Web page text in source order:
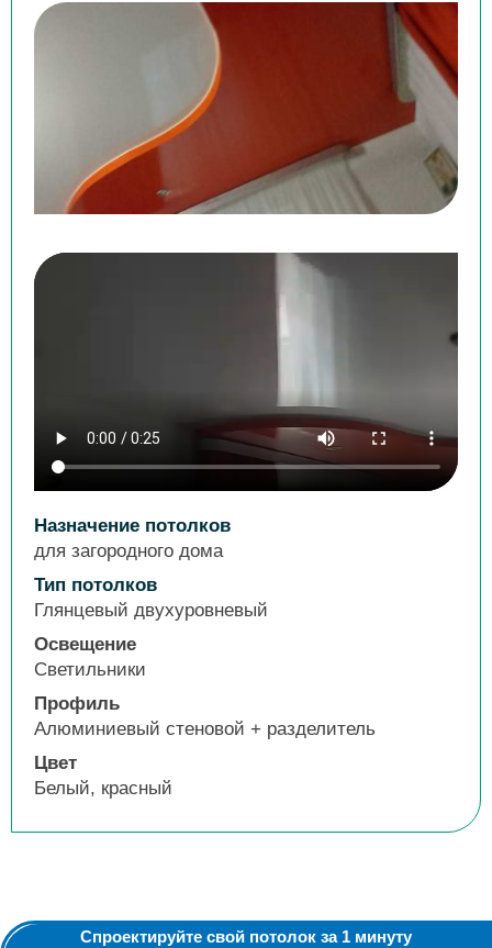
Назначение потолков
для загородного дома
Тип потолков
Глянцевый двухуровневый
Освещение
Светильники
Профиль
Алюминиевый стеновой + разделитель
Цвет
Белый, красный
Спроектируйте свой потолок за 1 минуту